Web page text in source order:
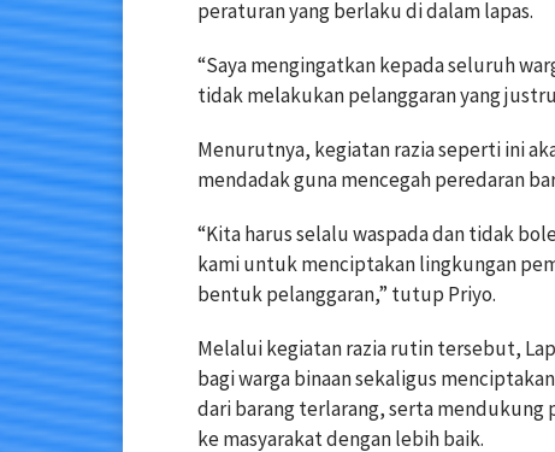
peraturan yang berlaku di dalam lapas.
“Saya mengingatkan kepada seluruh
tidak melakukan pelanggaran yang
Menurutnya, kegiatan razia seperti ini
mendadak guna mencegah peredaran
“Kita harus selalu waspada dan tidak
kami untuk menciptakan lingkungan
bentuk pelanggaran,” tutup Priyo.
Melalui kegiatan razia rutin tersebut,
bagi warga binaan sekaligus
dari barang terlarang, serta mendukung
ke masyarakat dengan lebih baik.